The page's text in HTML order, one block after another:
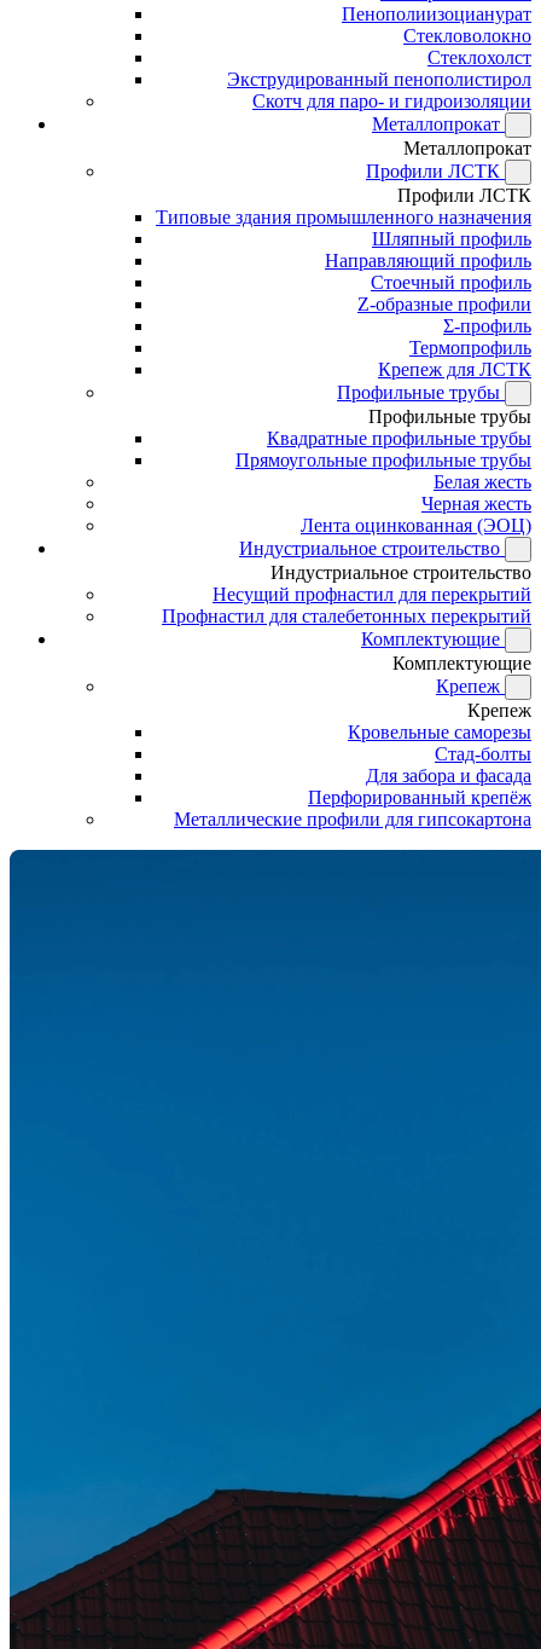
Пенополиизоцианурат
Стекловолокно
Стеклохолст
Экструдированный пенополистирол
Скотч для паро- и гидроизоляции
Металлопрокат
Металлопрокат
Профили ЛСТК
Профили ЛСТК
Типовые здания промышленного назначения
Шляпный профиль
Направляющий профиль
Стоечный профиль
Z-образные профили
Σ-профиль
Термопрофиль
Крепеж для ЛСТК
Профильные трубы
Профильные трубы
Квадратные профильные трубы
Прямоугольные профильные трубы
Белая жесть
Черная жесть
Лента оцинкованная (ЭОЦ)
Индустриальное строительство
Индустриальное строительство
Несущий профнастил для перекрытий
Профнастил для сталебетонных перекрытий
Комплектующие
Комплектующие
Крепеж
Крепеж
Кровельные саморезы
Стад-болты
Для забора и фасада
Перфорированный крепёж
Металлические профили для гипсокартона